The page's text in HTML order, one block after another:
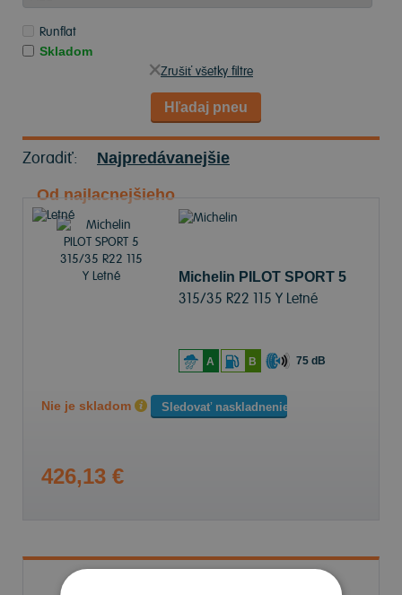
Runflat
Skladom
Zrušiť všetky filtre
Hľadaj pneu
Zoradiť: Najpredávanejšie
Od najlacnejšieho
Michelin PILOT SPORT 5
315/35 R22 115 Y Letné
A B 75 dB
Nie je skladom Sledovať naskladnenie
426,13 €